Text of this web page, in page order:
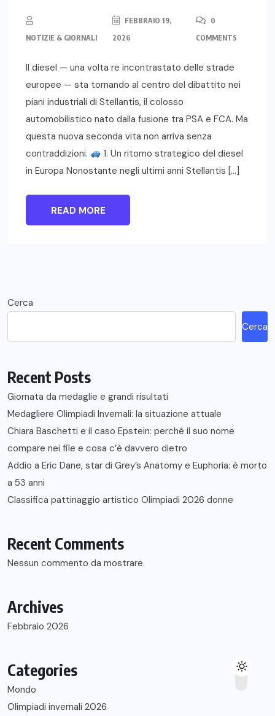
NOTIZIE & GIORNALI
FEBBRAIO 19,
2026
0
COMMENTS
Il diesel — una volta re incontrastato delle strade
europee — sta tornando al centro del dibattito nei
piani industriali di Stellantis, il colosso
automobilistico nato dalla fusione tra PSA e FCA. Ma
questa nuova seconda vita non arriva senza
contraddizioni.
1. Un ritorno strategico del diesel
in Europa Nonostante negli ultimi anni Stellantis […]
READ MORE
Cerca
Cerca
Recent Posts
Giornata da medaglie e grandi risultati
Medagliere Olimpiadi Invernali: la situazione attuale
Chiara Baschetti e il caso Epstein: perché il suo nome
compare nei file e cosa c’è davvero dietro
Addio a Eric Dane, star di Grey’s Anatomy e Euphoria: è morto
a 53 anni
Classifica pattinaggio artistico Olimpiadi 2026 donne
Recent Comments
Nessun commento da mostrare.
Archives
Febbraio 2026
Categories
Mondo
Olimpiadi invernali 2026